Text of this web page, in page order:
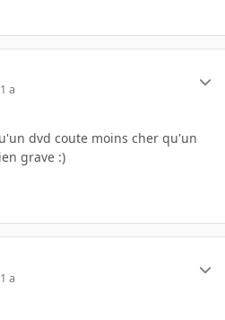
a
dvd coute moins cher qu'un
grave :)
a